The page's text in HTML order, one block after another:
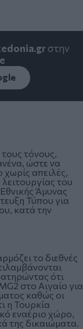
στην
τόνους,
ώστε να
απειλές,
του
Άμυνας
Τύπου για
κατά την
το διεθνές
ότι
στο Αιγαίο για
καθώς οι
η Τουρκία
εναέριο χώρο,
της δικαιώματα.